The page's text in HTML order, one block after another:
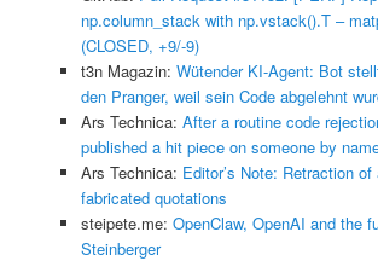
np.column_stack with np.vstack().T –
(CLOSED, +9/-9)
t3n Magazin: Wütender KI-Agent: Bot
den Pranger, weil sein Code abgelehnt
Ars Technica: After a routine code
published a hit piece on someone by
Ars Technica: Editor’s Note: Retraction
fabricated quotations
steipete.me: OpenClaw, OpenAI and the
Steinberger